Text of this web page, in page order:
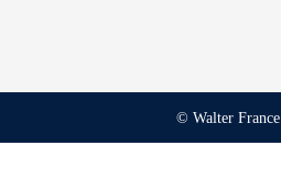
© Walter France